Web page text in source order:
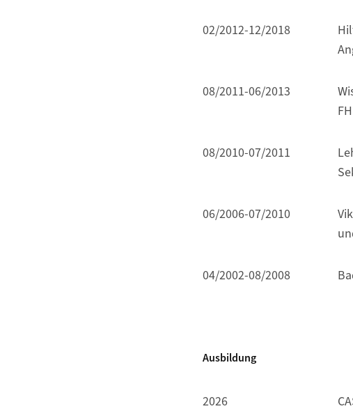
02/2012-12/2018
08/2011-06/2013
08/2010-07/2011
06/2006-07/2010
04/2002-08/2008
Ausbildung
2026